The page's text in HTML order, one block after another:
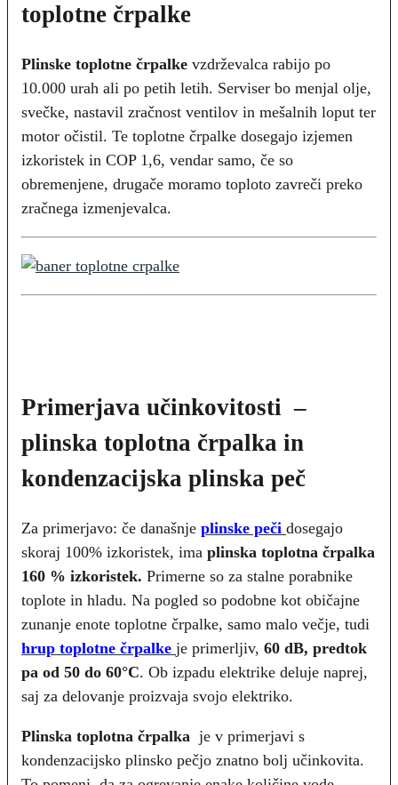
toplotne črpalke
Plinske toplotne črpalke vzdrževalca rabijo po
10.000 urah ali po petih letih. Serviser bo menjal olje,
svečke, nastavil zračnost ventilov in mešalnih loput ter
motor očistil. Te toplotne črpalke dosegajo izjemen
izkoristek in COP 1,6, vendar samo, če so
obremenjene, drugače moramo toploto zavreči preko
zračnega izmenjevalca.
Primerjava učinkovitosti –
plinska toplotna črpalka in
kondenzacijska plinska peč
Za primerjavo: če današnje plinske peči dosegajo
skoraj 100% izkoristek, ima plinska toplotna črpalka
160 % izkoristek. Primerne so za stalne porabnike
toplote in hladu. Na pogled so podobne kot običajne
zunanje enote toplotne črpalke, samo malo večje, tudi
hrup toplotne črpalke je primerljiv, 60 dB, predtok
pa od 50 do 60°C. Ob izpadu elektrike deluje naprej,
saj za delovanje proizvaja svojo elektriko.
Plinska toplotna črpalka je v primerjavi s
kondenzacijsko plinsko pečjo znatno bolj učinkovita.